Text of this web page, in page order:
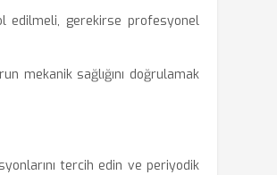
edilmeli, gerekirse profesyonel
mekanik sağlığını doğrulamak
tercih edin ve periyodik